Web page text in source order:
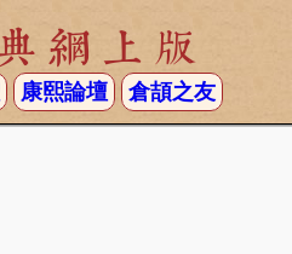
網上版
康熙論壇 倉頡之友